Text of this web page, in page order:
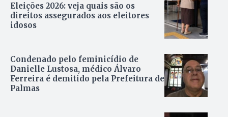
Eleições 2026: veja quais são os
direitos assegurados aos eleitores
idosos
Condenado pelo feminicídio de
Danielle Lustosa, médico Álvaro
Ferreira é demitido pela Prefeitura de
Palmas